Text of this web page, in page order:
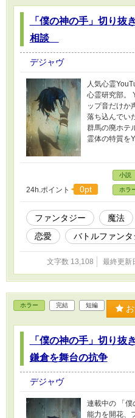
「僕の神の手」切り
相談
デジャヴ
人気心霊
心霊研究部。
ップ音だけか
落ち込んでい
群馬の廃ホテ
霊体の特質を
24h.ポイント 0pt
小説
ホラ
ファンタジー 魔法
恋愛
バトルファンタ
文字数 13,108 最終更新
ホラー 完結 短編
「僕の神の手」切り
鎌倉を舞台の抗争
デジャヴ
連載中の 「僕
能力を開花、